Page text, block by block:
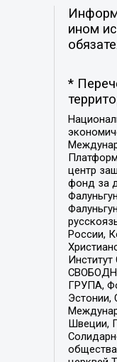
ином
*
центр
фонд за
России,
ГРУПА,
Эстонии,
Швеции,